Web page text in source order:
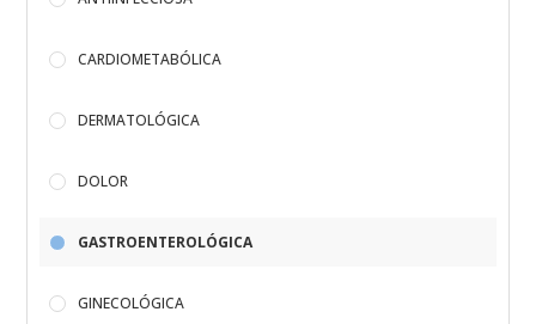
CARDIOMETABÓLICA
DERMATOLÓGICA
DOLOR
GASTROENTEROLÓGICA
GINECOLÓGICA